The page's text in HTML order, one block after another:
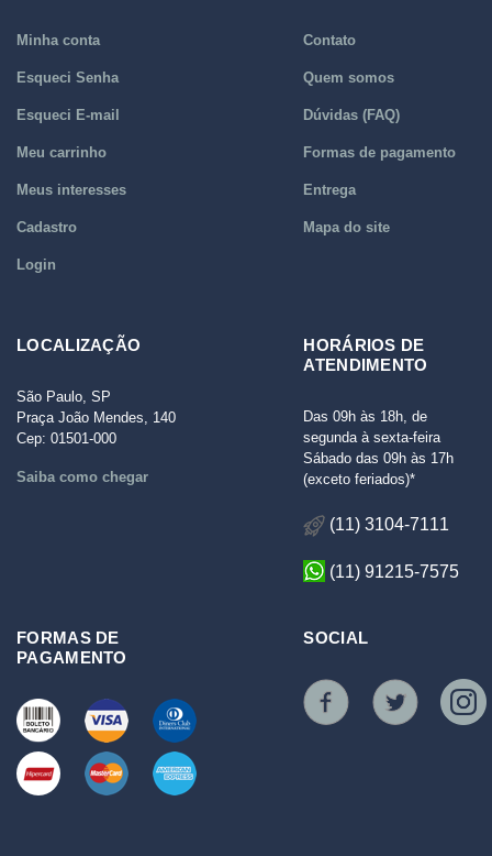
Minha conta
Esqueci Senha
Esqueci E-mail
Meu carrinho
Meus interesses
Cadastro
Login
Contato
Quem somos
Dúvidas (FAQ)
Formas de pagamento
Entrega
Mapa do site
LOCALIZAÇÃO
São Paulo, SP
Praça João Mendes, 140
Cep: 01501-000
Saiba como chegar
HORÁRIOS DE
ATENDIMENTO
Das 09h às 18h, de
segunda à sexta-feira
Sábado das 09h às 17h
(exceto feriados)*
(11) 3104-7111
(11) 91215-7575
FORMAS DE
PAGAMENTO
SOCIAL